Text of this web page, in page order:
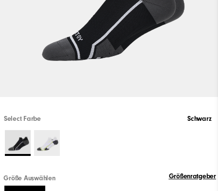
Select Farbe Schwarz
Größe Auswählen Größenratgeber